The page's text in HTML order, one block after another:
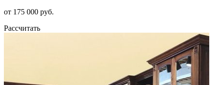
от 175 000 руб.
Рассчитать